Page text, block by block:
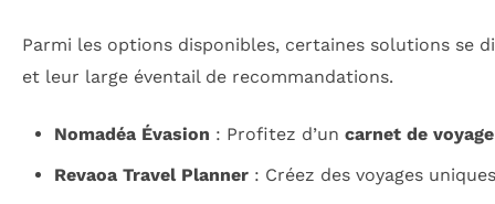
Parmi les options disponibles, certaines solutions se
et leur large éventail de recommandations.
Nomadéa Évasion : Profitez d’un carnet de voyage
Revaoa Travel Planner: Créez des voyages